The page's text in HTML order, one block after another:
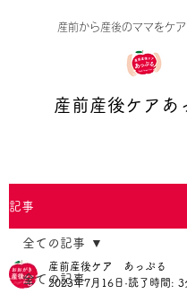
産前から産後のママをケ
産前産後ケアあ
記事
全ての記事
全ての記事
産前産後ケア あっぷる
2023年7月16日 読了時間: 3